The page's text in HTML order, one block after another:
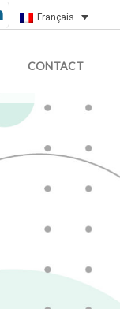
Français
CONTACT